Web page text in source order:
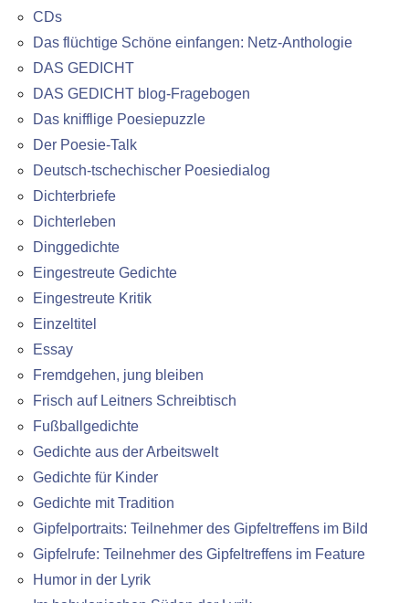
CDs
Das flüchtige Schöne einfangen: Netz-Anthologie
DAS GEDICHT
DAS GEDICHT blog-Fragebogen
Das knifflige Poesiepuzzle
Der Poesie-Talk
Deutsch-tschechischer Poesiedialog
Dichterbriefe
Dichterleben
Dinggedichte
Eingestreute Gedichte
Eingestreute Kritik
Einzeltitel
Essay
Fremdgehen, jung bleiben
Frisch auf Leitners Schreibtisch
Fußballgedichte
Gedichte aus der Arbeitswelt
Gedichte für Kinder
Gedichte mit Tradition
Gipfelportraits: Teilnehmer des Gipfeltreffens im Bild
Gipfelrufe: Teilnehmer des Gipfeltreffens im Feature
Humor in der Lyrik